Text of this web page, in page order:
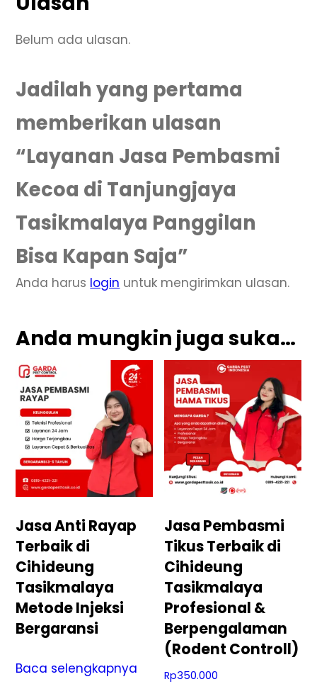
Belum ada ulasan.
Jadilah yang pertama
memberikan ulasan
“Layanan Jasa Pembasmi
Kecoa di Tanjungjaya
Tasikmalaya Panggilan
Bisa Kapan Saja”
Anda harus login untuk mengirimkan ulasan.
Anda mungkin juga suka…
Jasa Anti Rayap
Terbaik di
Cihideung
Tasikmalaya
Metode Injeksi
Bergaransi
Baca selengkapnya
Jasa Pembasmi
Tikus Terbaik di
Cihideung
Tasikmalaya
Profesional &
Berpengalaman
(Rodent Controll)
Rp350.000